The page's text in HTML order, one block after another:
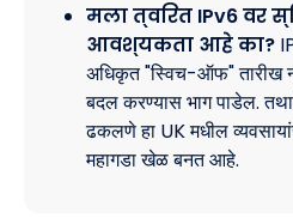
मला त्वरित IPv6 वर
आवश्यकता आहे का?
अधिकृत "स्विच-ऑफ" तारीख
बदल करण्यास भाग पाडेल.
ढकलणे हा UK मधील
महागडा खेळ बनत आहे.